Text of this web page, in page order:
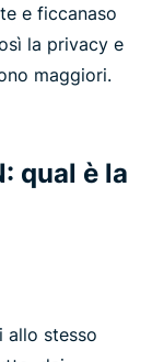
e ficcanaso
la privacy e
maggiori.
qual è la
stesso